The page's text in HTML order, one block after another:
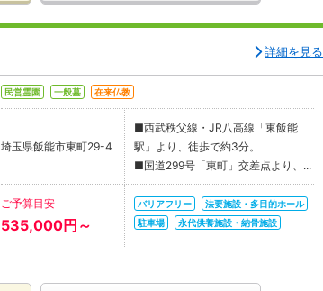
詳細を見る
民営霊園 一般墓 在来仏教
埼玉県飯能市東町29-4
■西武秩父線・JR八高線「東飯能
駅」より、徒歩で約3分。
■国道299号「東町」交差点より、...
ご予算目安
535,000円～
バリアフリー
法要施設・多目的ホール
駐車場
永代供養施設・納骨施設